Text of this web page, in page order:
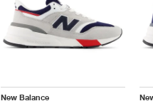
New Balance